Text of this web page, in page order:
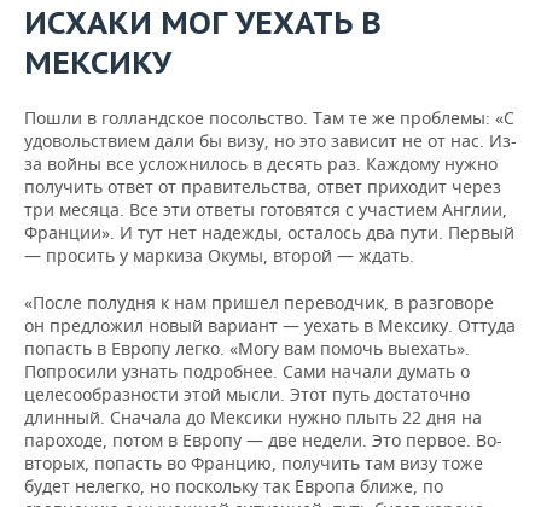
ИСХАКИ МОГ УЕХАТЬ В
МЕКСИКУ
Пошли в голландское посольство. Там те же проблемы: «С
удовольствием дали бы визу, но это зависит не от нас. Из-
за войны все усложнилось в десять раз. Каждому нужно
получить ответ от правительства, ответ приходит через
три месяца. Все эти ответы готовятся с участием Англии,
Франции». И тут нет надежды, осталось два пути. Первый
— просить у маркиза Окумы, второй — ждать.
«После полудня к нам пришел переводчик, в разговоре
он предложил новый вариант — уехать в Мексику. Оттуда
попасть в Европу легко. «Могу вам помочь выехать».
Попросили узнать подробнее. Сами начали думать о
целесообразности этой мысли. Этот путь достаточно
длинный. Сначала до Мексики нужно плыть 22 дня на
пароходе, потом в Европу — две недели. Это первое. Во-
вторых, попасть во Францию, получить там визу тоже
будет нелегко, но поскольку так Европа ближе, по